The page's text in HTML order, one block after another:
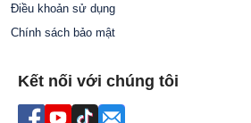
Điều khoản sử dụng
Chính sách bảo mật
Kết nối với chúng tôi